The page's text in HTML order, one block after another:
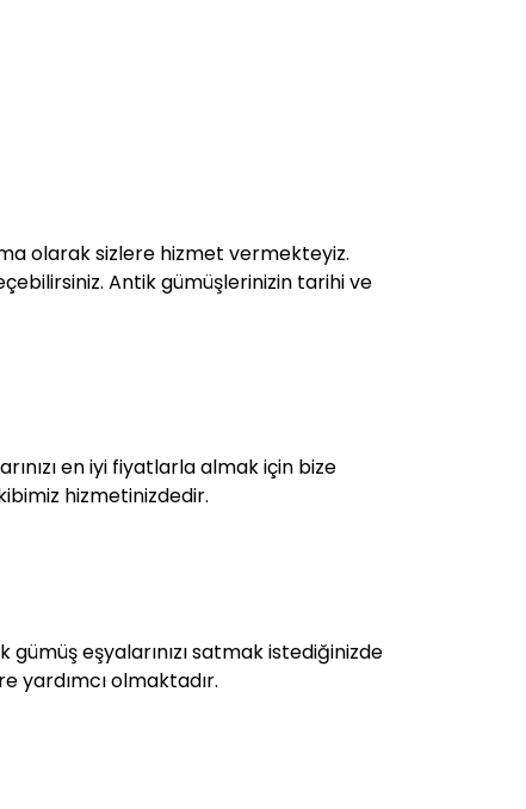
olarak sizlere hizmet vermekteyiz.
Antik gümüşlerinizin tarihi ve
en iyi fiyatlarla almak için bize
hizmetinizdedir.
eşyalarınızı satmak istediğinizde
yardımcı olmaktadır.